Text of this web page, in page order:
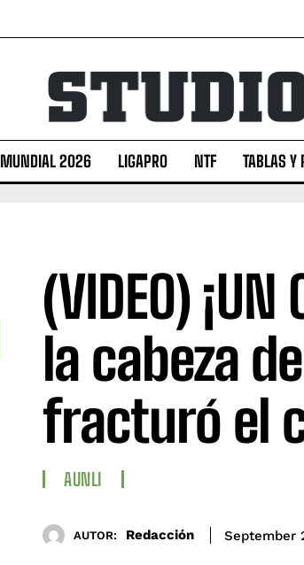
MUNDIAL 2026 LIGAPRO NTF TABLAS Y
(VIDEO)
la cabeza
fracturó el
AUNLI
AUTOR: Redacción September